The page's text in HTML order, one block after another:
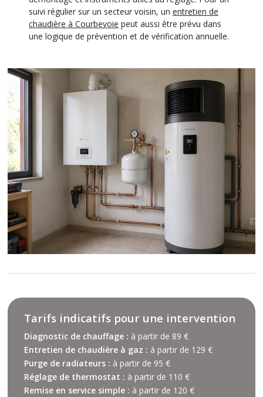
suivi régulier sur un secteur voisin, un entretien de
chaudière à Courbevoie peut aussi être prévu dans
une logique de prévention et de vérification annuelle.
Tarifs indicatifs pour une intervention
Diagnostic de chauffage : à partir de 89 €
Entretien de chaudière à gaz : à partir de 129 €
Purge de radiateurs : à partir de 95 €
Réglage de thermostat : à partir de 110 €
Remise en service simple : à partir de 120 €